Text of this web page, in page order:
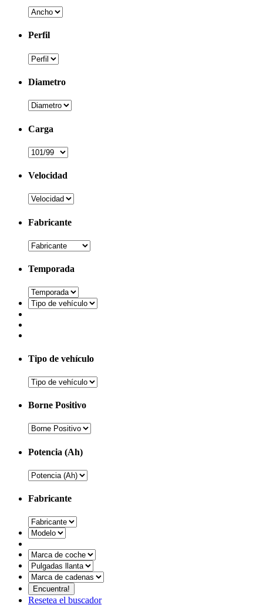
Perfil
Diametro
Carga
Velocidad
Fabricante
Temporada
Tipo de vehículo
Borne Positivo
Potencia (Ah)
Fabricante
Resetea el buscador